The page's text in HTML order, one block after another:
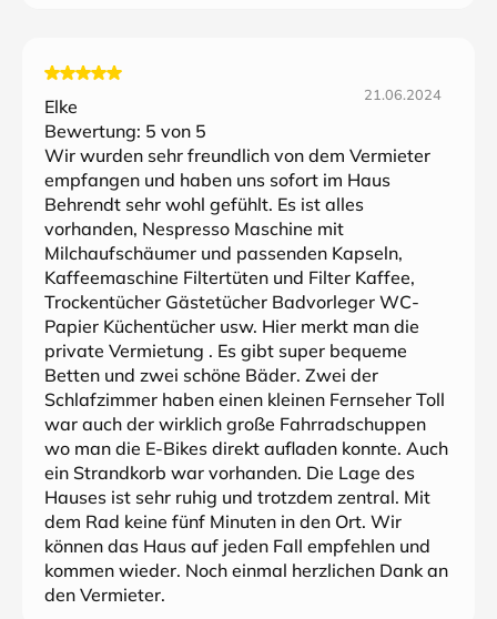
Elke
21.06.2024
Bewertung: 5 von 5
Wir wurden sehr freundlich von dem Vermieter
empfangen und haben uns sofort im Haus
Behrendt sehr wohl gefühlt. Es ist alles
vorhanden, Nespresso Maschine mit
Milchaufschäumer und passenden Kapseln,
Kaffeemaschine Filtertüten und Filter Kaffee,
Trockentücher Gästetücher Badvorleger WC-
Papier Küchentücher usw. Hier merkt man die
private Vermietung . Es gibt super bequeme
Betten und zwei schöne Bäder. Zwei der
Schlafzimmer haben einen kleinen Fernseher Toll
war auch der wirklich große Fahrradschuppen
wo man die E-Bikes direkt aufladen konnte. Auch
ein Strandkorb war vorhanden. Die Lage des
Hauses ist sehr ruhig und trotzdem zentral. Mit
dem Rad keine fünf Minuten in den Ort. Wir
können das Haus auf jeden Fall empfehlen und
kommen wieder. Noch einmal herzlichen Dank an
den Vermieter.